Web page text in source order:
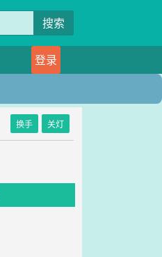
搜索
登录
换手 关灯